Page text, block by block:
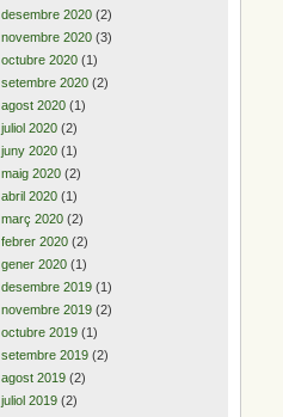
desembre 2020 (2)
novembre 2020 (3)
octubre 2020 (1)
setembre 2020 (2)
agost 2020 (1)
juliol 2020 (2)
juny 2020 (1)
maig 2020 (2)
abril 2020 (1)
març 2020 (2)
febrer 2020 (2)
gener 2020 (1)
desembre 2019 (1)
novembre 2019 (2)
octubre 2019 (1)
setembre 2019 (2)
agost 2019 (2)
juliol 2019 (2)